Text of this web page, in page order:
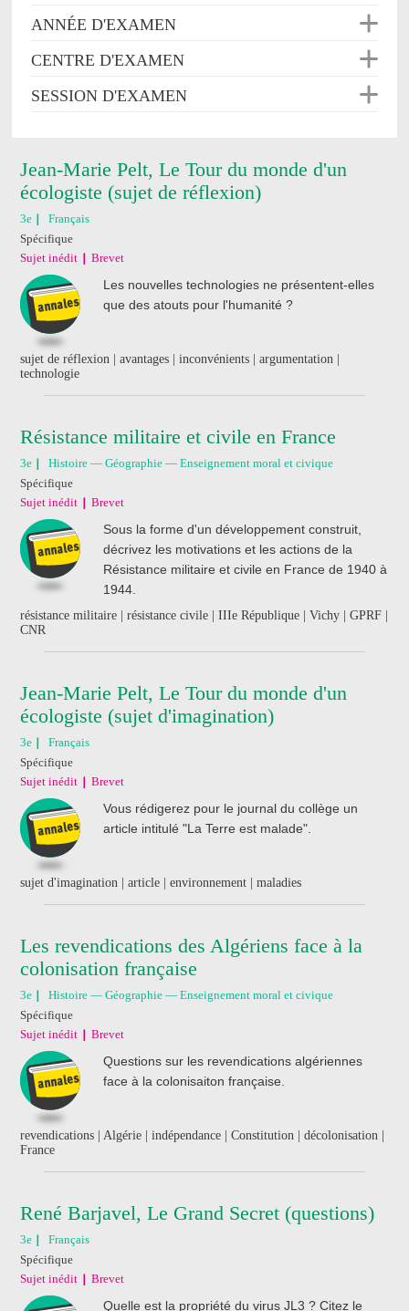
ANNÉE D'EXAMEN
CENTRE D'EXAMEN
SESSION D'EXAMEN
Jean-Marie Pelt, Le Tour du monde d'un
écologiste (sujet de réflexion)
3e
Français
Spécifique
Sujet inédit
Brevet
Les nouvelles technologies ne présentent-elles
que des atouts pour l'humanité ?
sujet de réflexion | avantages | inconvénients | argumentation |
technologie
Résistance militaire et civile en France
3e
Histoire — Géographie — Enseignement moral et civique
Spécifique
Sujet inédit
Brevet
Sous la forme d'un développement construit,
décrivez les motivations et les actions de la
Résistance militaire et civile en France de 1940 à
1944.
résistance militaire | résistance civile | IIIe République | Vichy | GPRF |
CNR
Jean-Marie Pelt, Le Tour du monde d'un
écologiste (sujet d'imagination)
3e
Français
Spécifique
Sujet inédit
Brevet
Vous rédigerez pour le journal du collège un
article intitulé "La Terre est malade".
sujet d'imagination | article | environnement | maladies
Les revendications des Algériens face à la
colonisation française
3e
Histoire — Géographie — Enseignement moral et civique
Spécifique
Sujet inédit
Brevet
Questions sur les revendications algériennes
face à la colonisaiton française.
revendications | Algérie | indépendance | Constitution | décolonisation |
France
René Barjavel, Le Grand Secret (questions)
3e
Français
Spécifique
Sujet inédit
Brevet
Quelle est la propriété du virus JL3 ? Citez le